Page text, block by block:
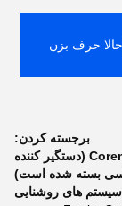
حالا حرف بزن
برجسته کردن:
فریت Corematerial Epoxy Encapsulated Inductor (دستگیر کننده
بسته شده است)
های روشنایی